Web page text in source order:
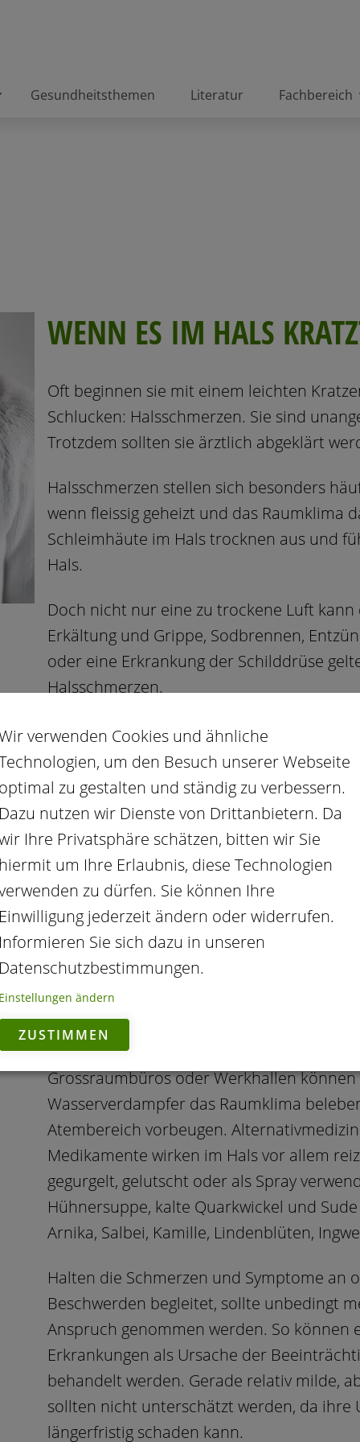
Gesundheitsthemen Literatur Fachbereich
WENN ES IM HALS
Oft beginnen sie mit einem leichten
Schlucken: Halsschmerzen. Sie sind
Trotzdem sollten sie ärztlich abgeklärt
Halsschmerzen stellen sich besonders
wenn fleissig geheizt und das Raumklima
Schleimhäute im Hals trocknen aus und
Hals.
Doch nicht nur eine zu trockene Luft kann
Erkältung und Grippe, Sodbrennen,
oder eine Erkrankung der Schilddrüse
Halsschmerzen.
TYPISCHE
HALSSCHMERZEN
Wenn es im Hals brennt oder kratzt,
Schlucken schwerfällt, liegen
Husten, Schnupfen, Kopf- und
angeschwollene Lymphknoten an
Entzündung im Rachen treten oft
WAS LINDERUNG
Gegen Halsschmerzen hilft regelmässiges
Grossraumbüros oder Werkhallen
Wasserverdampfer das Raumklima
Atembereich vorbeugen.
Medikamente wirken im Hals vor allem
gegurgelt, gelutscht oder als Spray
Hühnersuppe, kalte Quarkwickel und
Arnika, Salbei, Kamille, Lindenblüten,
Halten die Schmerzen und Symptome an
Beschwerden begleitet, sollte unbedingt
Anspruch genommen werden. So können
Erkrankungen als Ursache der
behandelt werden. Gerade relativ milde,
sollten nicht unterschätzt werden, da ihre
längerfristig schaden kann.
verwenden Cookies und ähnliche
um den Besuch unserer Webseite
zu gestalten und ständig zu verbessern.
nutzen wir Dienste von Drittanbietern. Da
Ihre Privatsphäre schätzen, bitten wir Sie
um Ihre Erlaubnis, diese Technologien
zu dürfen. Sie können Ihre
jederzeit ändern oder widerrufen.
Sie sich dazu in unseren
ändern
ZUSTIMMEN